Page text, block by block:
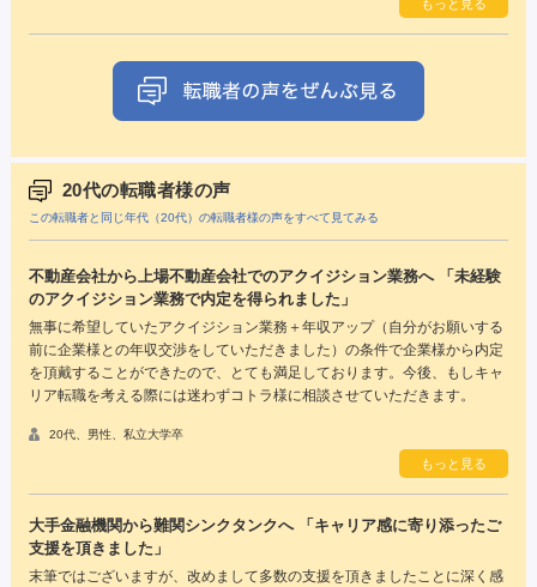
もっと見る
20代の転職者様の声
この転職者と同じ年代（20代）の転職者様の声をすべて見てみる
不動産会社から上場不動産会社でのアクイジション業務へ 「未経験
のアクイジション業務で内定を得られました」
無事に希望していたアクイジション業務＋年収アップ（自分がお願いする
前に企業様との年収交渉をしていただきました）の条件で企業様から内定
を頂戴することができたので、とても満足しております。今後、もしキャ
リア転職を考える際には迷わずコトラ様に相談させていただきます。
20代、男性、私立大学卒
もっと見る
大手金融機関から難関シンクタンクへ 「キャリア感に寄り添ったご
支援を頂きました」
末筆ではございますが、改めまして多数の支援を頂きましたことに深く感